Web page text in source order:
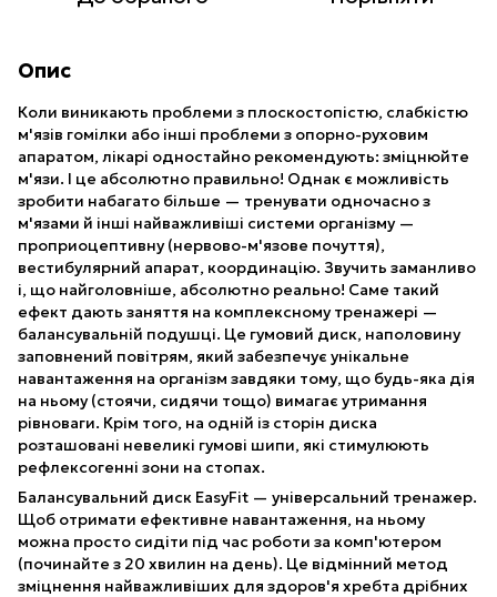
Опис
Коли виникають проблеми з плоскостопістю, слабкістю
м'язів гомілки або інші проблеми з опорно-руховим
апаратом, лікарі одностайно рекомендують: зміцнюйте
м'язи. І це абсолютно правильно! Однак є можливість
зробити набагато більше — тренувати одночасно з
м'язами й інші найважливіші системи організму —
проприоцептивну (нервово-м'язове почуття),
вестибулярний апарат, координацію. Звучить заманливо
і, що найголовніше, абсолютно реально! Саме такий
ефект дають заняття на комплексному тренажері —
балансувальній подушці. Це гумовий диск, наполовину
заповнений повітрям, який забезпечує унікальне
навантаження на організм завдяки тому, що будь-яка дія
на ньому (стоячи, сидячи тощо) вимагає утримання
рівноваги. Крім того, на одній із сторін диска
розташовані невеликі гумові шипи, які стимулюють
рефлексогенні зони на стопах.
Балансувальний диск EasyFit — універсальний тренажер.
Щоб отримати ефективне навантаження, на ньому
можна просто сидіти під час роботи за комп'ютером
(починайте з 20 хвилин на день). Це відмінний метод
зміцнення найважливіших для здоров'я хребта дрібних